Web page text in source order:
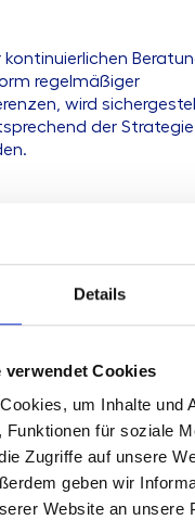
Details
verwendet Cookies
um Inhalte und
Funktionen für soziale
Zugriffe auf unsere
geben wir
Website an unsere
kontinuierlichen
regelmäßiger
wird
der
Standardisierte
05.01.2026
derzeit keine